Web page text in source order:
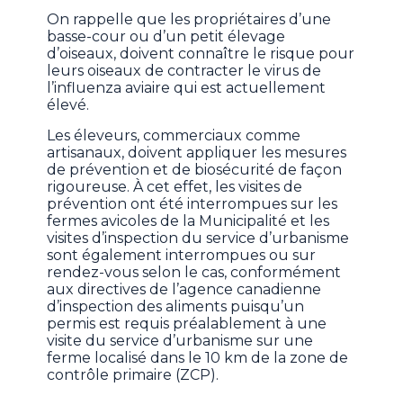
On rappelle que les propriétaires d’une
basse-cour ou d’un petit élevage
d’oiseaux, doivent connaître le risque pour
leurs oiseaux de contracter le virus de
l’influenza aviaire qui est actuellement
élevé.
Les éleveurs, commerciaux comme
artisanaux, doivent appliquer les mesures
de prévention et de biosécurité de façon
rigoureuse. À cet effet, les visites de
prévention ont été interrompues sur les
fermes avicoles de la Municipalité et les
visites d’inspection du service d’urbanisme
sont également interrompues ou sur
rendez-vous selon le cas, conformément
aux directives de l’agence canadienne
d’inspection des aliments puisqu’un
permis est requis préalablement à une
visite du service d’urbanisme sur une
ferme localisé dans le 10 km de la zone de
contrôle primaire (ZCP).